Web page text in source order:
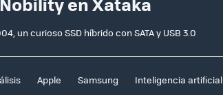
un curioso SSD híbrido con SATA y USB 3.0
Apple Samsung Inteligencia artificial